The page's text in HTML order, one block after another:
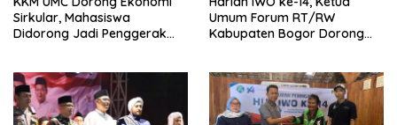
Sirkular, Mahasiswa
Didorong Jadi Penggerak
Umum Forum RT/RW
Kabupaten Bogor Dorong